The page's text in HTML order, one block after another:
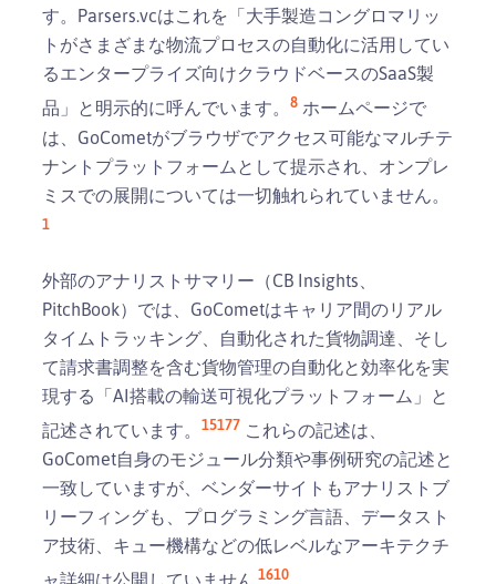
す。Parsers.vcはこれを「大手製造コングロマリッ
トがさまざまな物流プロセスの自動化に活用してい
るエンタープライズ向けクラウドベースのSaaS製
品」と明示的に呼んでいます。 8 ホームページで
は、GoCometがブラウザでアクセス可能なマルチテ
ナントプラットフォームとして提示され、オンプレ
ミスでの展開については一切触れられていません。
1
外部のアナリストサマリー（CB Insights、
PitchBook）では、GoCometはキャリア間のリアル
タイムトラッキング、自動化された貨物調達、そし
て請求書調整を含む貨物管理の自動化と効率化を実
現する「AI搭載の輸送可視化プラットフォーム」と
記述されています。 15177 これらの記述は、
GoComet自身のモジュール分類や事例研究の記述と
一致していますが、ベンダーサイトもアナリストブ
リーフィングも、プログラミング言語、データスト
ア技術、キュー機構などの低レベルなアーキテクチ
1610